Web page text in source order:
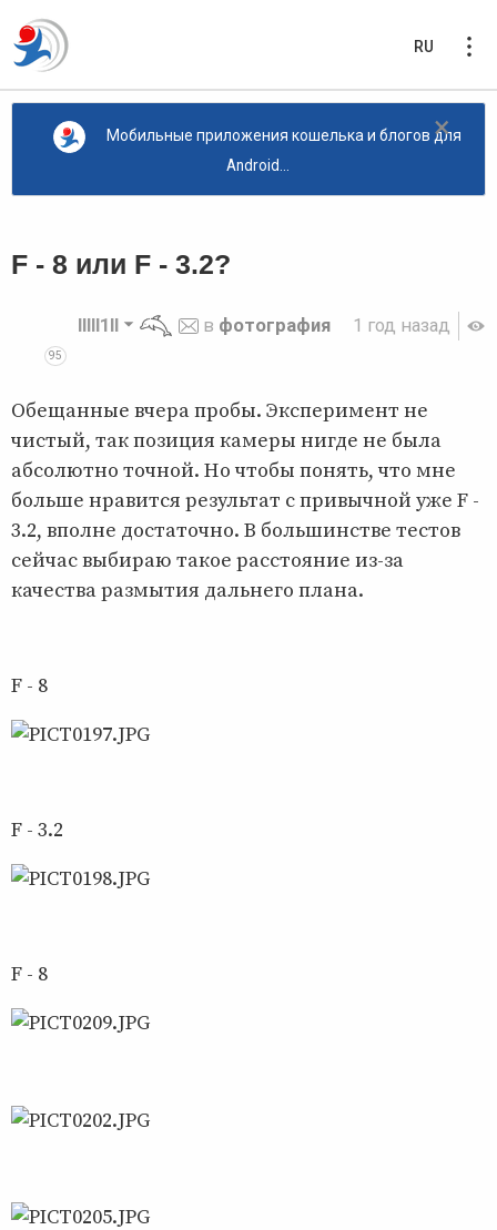
RU
×
Мобильные приложения кошелька и блогов для
Android...
F - 8 или F - 3.2?
1 год назад
95
lllll1ll в фотография
Обещанные вчера пробы. Эксперимент не
чистый, так позиция камеры нигде не была
абсолютно точной. Но чтобы понять, что мне
больше нравится результат с привычной уже F -
3.2, вполне достаточно. В большинстве тестов
сейчас выбираю такое расстояние из-за
качества размытия дальнего плана.
F - 8
F - 3.2
F - 8